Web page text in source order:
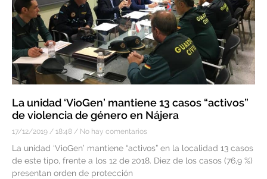
La unidad ‘VioGen’ mantiene 13 casos “activos”
de violencia de género en Nájera
17/12/2019 18:48 No hay comentarios
La unidad ‘VioGen’ mantiene “activos” en la localidad 13 casos
de este tipo, frente a los 12 de 2018. Diez de los casos (76,9 %)
presentan orden de protección